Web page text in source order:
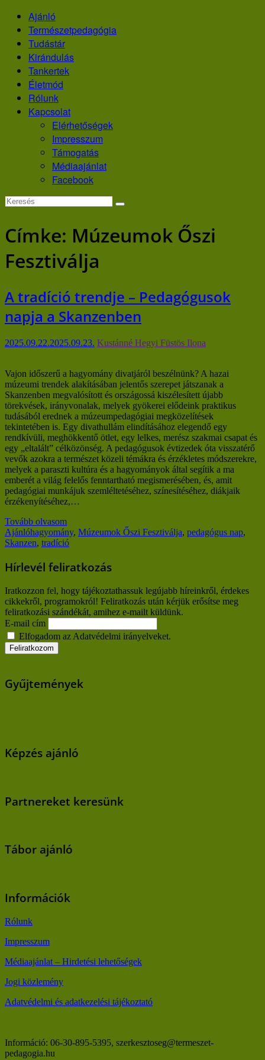
Skip
content
Ajánló
Természetpedagógia
Tudástár
Kirándulás
Tankertek
Életmód
Rólunk
Kapcsolat
Elérhetőségek
Impresszum
Támogatás
Médiaajánlat
Facebook
Címke: Múzeumok Őszi
Fesztiválja
A tradíció trendje – Pedagógusok
napja a Skanzenben
2025.09.22.2025.09.23. Kustánné Hegyi Füstös Ilona
Vajon időszerű a hagyomány divatjáról beszélnünk? A hazai
múzeumi trendek alakításában jelentős szerepet játszanak a
Skanzenben megvalósított és országossá kiszélesített újabb
törekvések, irányvonalak, melyek gyökerei elődeink praktikus
tudásából erednek a múzeumpedagógiai megközelítések
tekintetében is. Egy divathullám elindításához elegendő egy
rendkívüli, meghökkentő ötlet, egy lelkes, merész szakmai csapat és
egy „eltalált” célközönség. A pedagógusok évtizedek óta visszatérő
vevők azokra a természet közeli témákra és érzékletes módszerekre,
melyek a paraszti kultúra és a hagyományok által segítik a ma
emberét a világ felelős fenntartható megismerésében, és, amit
pedagógiai munkájuk szemléltetéséhez, színesítéséhez, diákjaik
érzékenyítéséhez,…
Tovább olvasom
Ajánlóhagyomány, Múzeumok Őszi Fesztiválja, pedagógus nap,
Skanzen, tradíció
Hírlevél feliratkozás
Iratkozzon fel, hogy tájékoztathassuk legújabb híreinkről, érdekes
cikkekről, programokról! Feliratkozás után kérjük erősítse meg
feliratkozási szándékát, amihez e-mailt küldünk.
E-mail cím
Elfogadom az Adatvédelmi irányelveket.
Gyűjtemények
Képzés ajánló
Partnereket keresünk
Tábor ajánló
Információk
Rólunk
Impresszum
Médiaajánlat – Hirdetési lehetőségek
Jogi közlemény
Adatvédelmi és adatkezelési tájékoztató
Információ: 06-30-895-5395, szerkesztoseg@termeszet-
pedagogia.hu